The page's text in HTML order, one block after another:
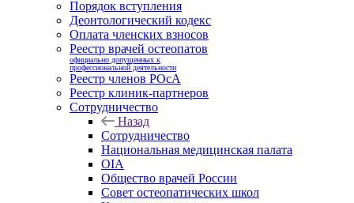
Порядок вступления
Деонтологический кодекс
Оплата членских взносов
Реестр врачей остеопатов
официально допущенных к
профессиональной деятельности
Реестр членов РОсА
Реестр клиник-партнеров
Сотрудничество
Назад
Сотрудничество
Национальная медицинская палата
OIA
Общество врачей России
Совет остеопатических школ